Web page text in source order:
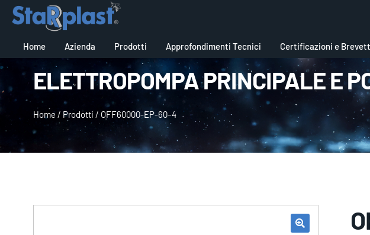
Home Azienda Prodotti Approfondimenti Tecnici Certificazioni e
ELETTROPOMPA PRINCIPALE E
Home / Prodotti / OFF60000-EP-60–4